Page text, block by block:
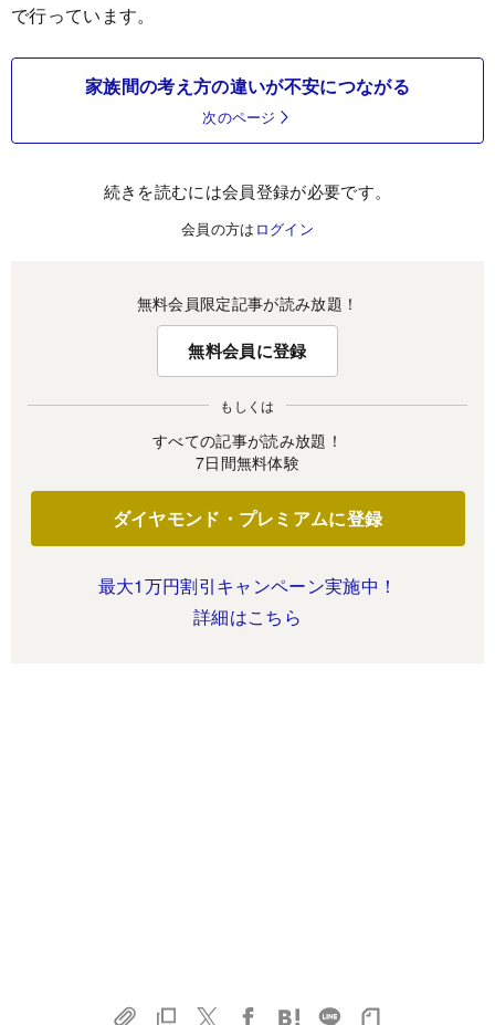
で行っています。
家族間の考え方の違いが不安につながる
次のページ
続きを読むには会員登録が必要です。
会員の方は ログイン
無料会員限定記事が読み放題！
無料会員に登録
もしくは
すべての記事が読み放題！
7日間無料体験
ダイヤモンド・プレミアムに登録
最大1万円割引キャンペーン実施中！
詳細はこちら